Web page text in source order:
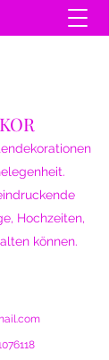
Hochzeiten,
können.